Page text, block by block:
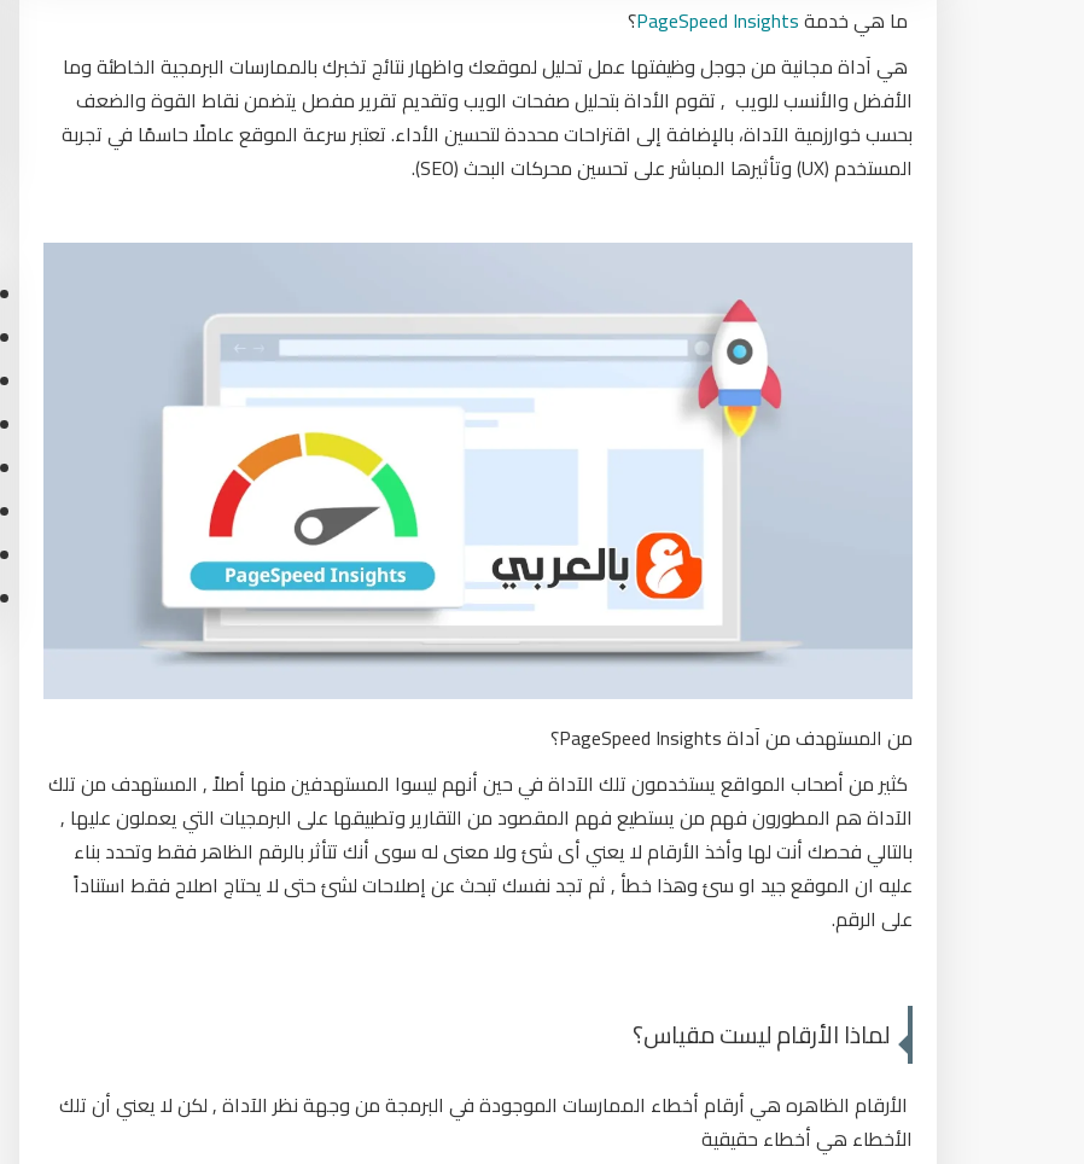
ما هي خدمةPageSpeed Insights؟
هي آداة مجانية من جوجل وظيفتها عمل تحليل لموقعك واظهار نتائج تخبرك بالممارسات البرمجية الخاطئة وما
الأفضل والأنسب للويب , تقوم الأداة بتحليل صفحات الويب وتقديم تقرير مفصل يتضمن نقاط القوة والضعف
بحسب خوارزمية الآداة، بالإضافة إلى اقتراحات محددة لتحسين الأداء. تعتبر سرعة الموقع عاملًا حاسمًا في تجربة
المستخدم (UX) وتأثيرها المباشر على تحسين محركات البحث (SEO).
من المستهدف من آداة PageSpeed Insights؟
كثير من أصحاب المواقع يستخدمون تلك الآداة في حين أنهم ليسوا المستهدفين منها أصلاً , المستهدف من تلك
الآداة هم المطورون فهم من يستطيع فهم المقصود من التقارير وتطبيقها على البرمجيات التي يعملون عليها ,
بالتالي فحصك أنت لها وأخذ الأرقام لا يعني أى شئ ولا معنى له سوى أنك تتأثر بالرقم الظاهر فقط وتحدد بناء
عليه ان الموقع جيد او سئ وهذا خطأ , ثم تجد نفسك تبحث عن إصلاحات لشئ حتى لا يحتاج اصلاح فقط استناداً
على الرقم.
لماذا الأرقام ليست مقياس؟
الأرقام الظاهره هي أرقام أخطاء الممارسات الموجودة في البرمجة من وجهة نظر الآداة , لكن لا يعني أن تلك
الأخطاء هي أخطاء حقيقية